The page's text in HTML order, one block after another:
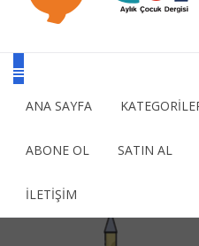
ANA SAYFA
ABONE OL SATIN AL
İLETİŞİM